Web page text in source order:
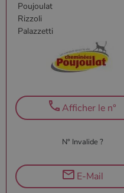
Poujoulat
Rizzoli
Palazzetti
N° Invalide ?
Afficher le n°
E-Mail